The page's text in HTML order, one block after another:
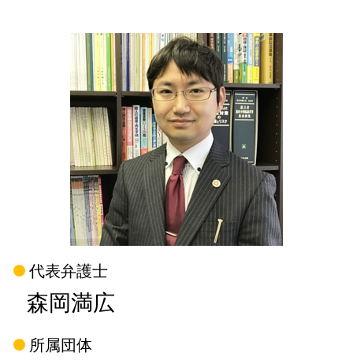
代表弁護士
森岡満広
所属団体